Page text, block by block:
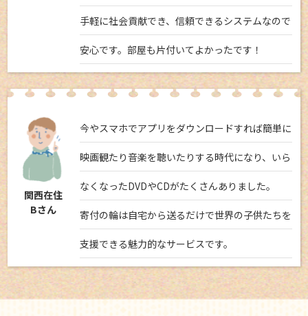
手軽に社会貢献でき、信頼できるシステムなので
安心です。部屋も片付いてよかったです！
関西在住
Bさん
今やスマホでアプリをダウンロードすれば簡単に
映画観たり音楽を聴いたりする時代になり、いら
なくなったDVDやCDがたくさんありました。
寄付の輪は自宅から送るだけで世界の子供たちを
支援できる魅力的なサービスです。